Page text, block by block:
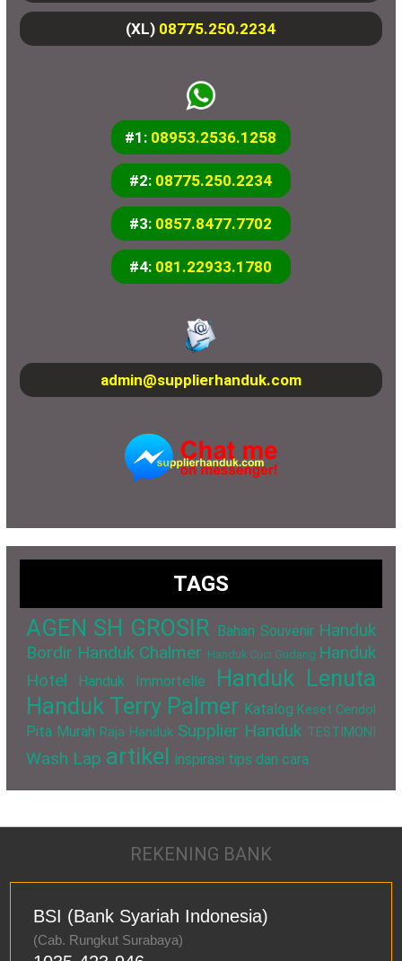
(XL) 08775.250.2234
#1: 08953.2536.1258
#2: 08775.250.2234
#3: 0857.8477.7702
#4: 081.22933.1780
admin@supplierhanduk.com
TAGS
AGEN SH GROSIR Bahan Souvenir Handuk
Bordir Handuk Chalmer Handuk Cuci Gudang Handuk
Hotel
Handuk Immortelle
Handuk Lenuta
Handuk Terry Palmer Katalog Keset Cendol
Pita Murah Raja Handuk Supplier Handuk TESTIMONI
Wash Lap artikel inspirasi tips dan cara
REKENING BANK
BSI (Bank Syariah Indonesia)
(Cab. Rungkut Surabaya)